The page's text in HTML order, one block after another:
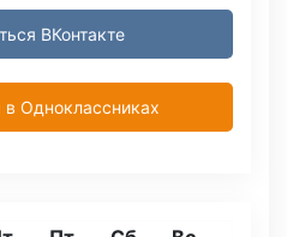
ВКонтакте
Одноклассниках